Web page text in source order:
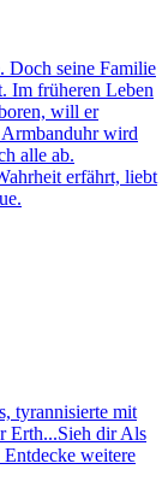
Doch seine Familie
Im früheren Leben
will er
wird
alle ab.
erfährt, liebt
tyrannisierte mit
Erth...Sieh dir Als
weitere